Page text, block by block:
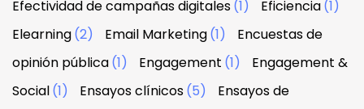
Efectividad de campañas digitales(1) Eficiencia(1)
Elearning(2) Email Marketing(1)
Encuestas de
opinión pública(1) Engagement (1)
Engagement &
Social(1) Ensayos clínicos(5)
Ensayos de